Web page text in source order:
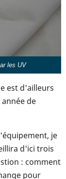
les UV
est d'ailleurs
de
je
d'ici trois
: comment
pour